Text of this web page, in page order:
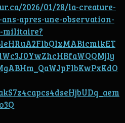
2026/01/28/la-creature-
apres-une-observation-
militaire?